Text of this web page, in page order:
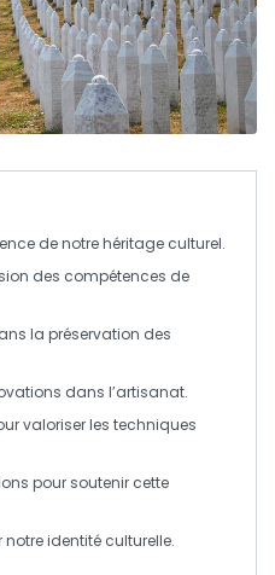
de notrehéritage culturel.
des compétences de
la préservation des
dans l’artisanat.
valoriser les techniques
pour soutenir cette
notreidentité culturelle.